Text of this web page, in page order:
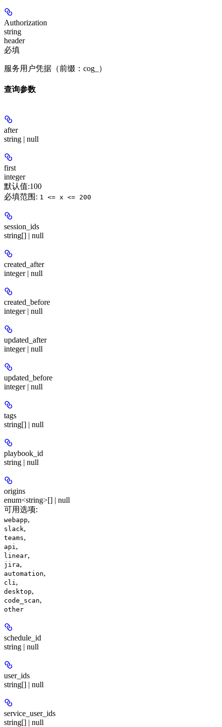
Authorization
string
header
必填
服务用户凭据（前缀：cog_）
查询参数
after
string | null
first
integer
默认值:100
必填范围 : 1 <= x <= 200
session_ids
string[] | null
created_after
integer | null
created_before
integer | null
updated_after
integer | null
updated_before
integer | null
tags
string[] | null
playbook_id
string | null
origins
enum<string>[] | null
可用选项:
webapp,
slack,
teams,
api ,
linear,
jira,
automation,
cli ,
desktop,
code_scan,
other
schedule_id
string | null
user_ids
string[] | null
service_user_ids
string[] | null